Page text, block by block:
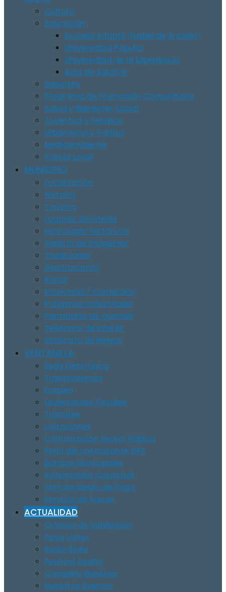
Cultura
Educación
Escuela Infantil “Isabel de Aragón”
Universidad Popular
Universidad de la Experiencia
Aula de Adultos
Deportes
Programa de Promoción Comunitaria
Salud y Bienestar Social
Juventud y Festejos
Urbanismo y Tráfico
Medioambiente
Policía Local
MUNICIPIO
Localización
Historia
Turismo
Lugares de Interés
Personajes Históricos
Galería de Imágenes
Tradiciones
Gastronomía
Rutas
Economía / Comercios
Polígonos Industriales
Farmacias de guardia
Teléfonos de Interés
Sindicato de Riegos
VENTANILLA
Sede Electrónica
Transparencia
Empleo
Ordenanzas Fiscales
Trámites
Licitaciones
Contratación Sector Público
Perfil del contratante DPZ
Bandos Municipales
Información Catastral
Período Medio de Pago
Servicio de Aguas
ACTUALIDAD
Crónica de Valdejalón
Feria Valga
Radio Épila
Festival Asalto
Complejo BonÀrea
Nuestros Eventos